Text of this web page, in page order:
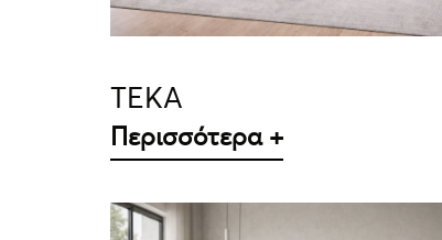
TEKA
Περισσότερα +